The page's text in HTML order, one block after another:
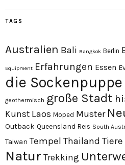
TAGS
Australien Bali Bangkok Berlin
Equipment Erfahrungen Essen
die Sockenpuppe
geothermisch große Stadt
Kunst Laos Moped Muster
Outback Queensland Reis South
Taiwan Tempel Thailand Tiere
Natur Trekking